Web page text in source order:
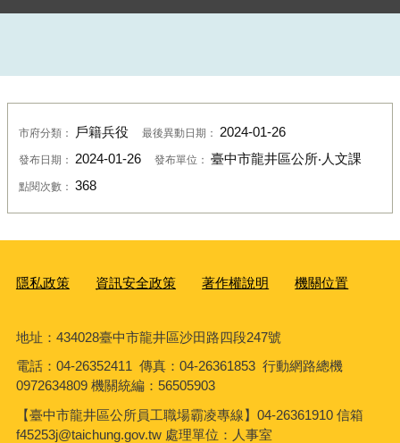
市府分類： 戶籍兵役 最後異動日期： 2024-01-26
發布日期： 2024-01-26 發布單位： 臺中市龍井區公所‧人文課
點閱次數： 368
隱私政策 資訊安全政策 著作權說明 機關位置
地址：434028臺中市龍井區沙田路四段247號
電話：04-26352411 傳真：04-26361853 行動網路總機
0972634809 機關統編：56505903
【臺中市龍井區公所員工職場霸凌專線】04-26361910 信箱
f45253j@taichung.gov.tw 處理單位：人事室